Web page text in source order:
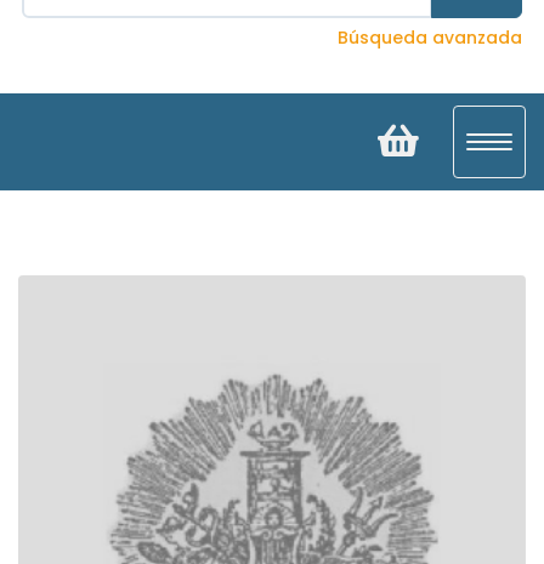
Búsqueda avanzada